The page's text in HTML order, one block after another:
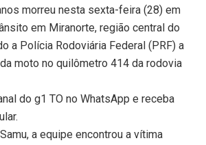
morreu nesta sexta-feira (28) em
em Miranorte, região central do
a Polícia Rodoviária Federal (PRF) a
moto no quilômetro 414 da rodovia
do g1 TO no WhatsApp e receba
a equipe encontrou a vítima